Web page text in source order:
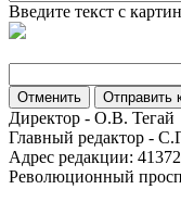
Введите текст с
Отменить Отправить
Директор - О.В. Тегай
Главный редактор -
Адрес редакции:
Революционный